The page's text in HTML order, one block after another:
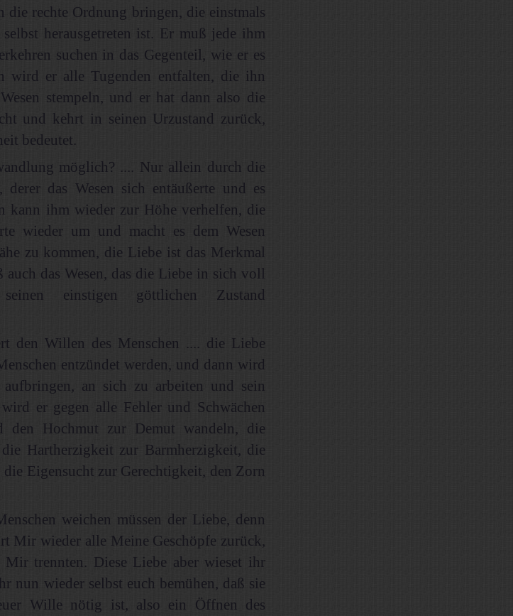
die rechte Ordnung bringen, die einstmals
herausgetreten ist. Er muß jede ihm
suchen in das Gegenteil, wie er es
wird er alle Tugenden entfalten, die ihn
stempeln, und er hat dann also die
und kehrt in seinen Urzustand zurück,
bedeutet.
möglich? .... Nur allein durch die
das Wesen sich entäußerte und es
kann ihm wieder zur Höhe verhelfen, die
wieder um und macht es dem Wesen
zu kommen, die Liebe ist das Merkmal
das Wesen, das die Liebe in sich voll
einstigen göttlichen Zustand
den Willen des Menschen .... die Liebe
entzündet werden, und dann wird
an sich zu arbeiten und sein
er gegen alle Fehler und Schwächen
den Hochmut zur Demut wandeln, die
Hartherzigkeit zur Barmherzigkeit, die
Eigensucht zur Gerechtigkeit, den Zorn
weichen müssen der Liebe, denn
Mir wieder alle Meine Geschöpfe zurück,
trennten. Diese Liebe aber wieset ihr
nun wieder selbst euch bemühen, daß sie
Wille nötig ist, also ein Öffnen des